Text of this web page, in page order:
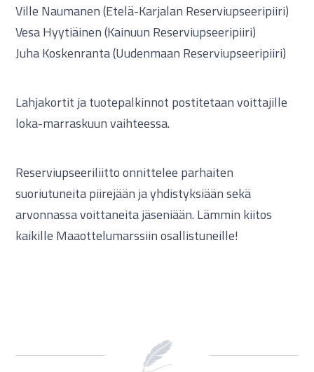
Ville Naumanen (Etelä-Karjalan Reserviupseeripiiri)
Vesa Hyytiäinen (Kainuun Reserviupseeripiiri)
Juha Koskenranta (Uudenmaan Reserviupseeripiiri)
Lahjakortit ja tuotepalkinnot postitetaan voittajille
loka-marraskuun vaihteessa.
Reserviupseeriliitto onnittelee parhaiten
suoriutuneita piirejään ja yhdistyksiään sekä
arvonnassa voittaneita jäseniään. Lämmin kiitos
kaikille Maaottelumarssiin osallistuneille!